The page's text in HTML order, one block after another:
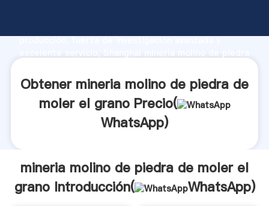
producción, fuerza de investigación avanzada y
valores a todos los clientes.
Obtener mineria molino de piedra de
moler el grano Precio(
WhatsApp)
mineria molino de piedra de moler el
grano Introducción(
WhatsApp)